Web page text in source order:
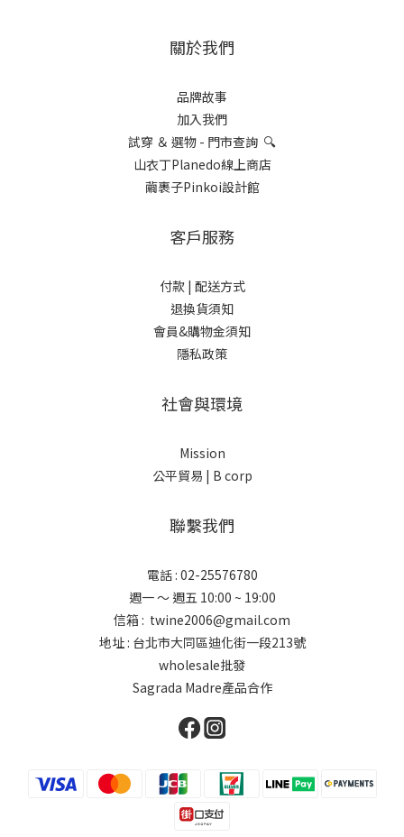
關於我們
品牌故事
加入我們
試穿 ＆ 選物 - 門市查詢 🔍
山衣丁Planedo線上商店
繭裹子Pinkoi設計館
客戶服務
付款 | 配送方式
退換貨須知
會員&購物金須知
隱私政策
社會與環境
Mission
公平貿易 | B corp
聯繫我們
電話 : 02-25576780
週一 ～ 週五 10:00 ~ 19:00
信箱 : twine2006@gmail.com
地址 : 台北市大同區迪化街一段213號
wholesale批發
Sagrada Madre產品合作